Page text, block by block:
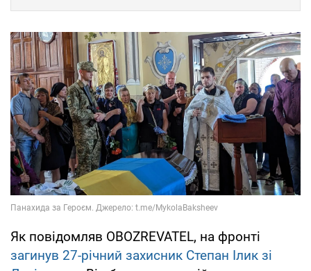
Як повідомляв OBOZREVATEL, на фронті
загинув 27-річний захисник Степан Ілик зі